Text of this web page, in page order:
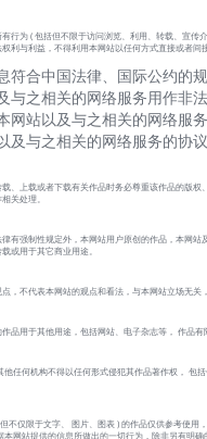
行为 ( 包括但不限于访问浏览、利用、转载、宣传
利与利益，不得利用本网站以任何方式直接或者
符合中国法律、国际公约的
与之相关的网络服务用作非
网站以及与之相关的网络服
及与之相关的网络服务的协
、上载或者下载有关作品时务必尊重该作品的版
关处理。
有强制性规定外，本网站用户原创的作品，本网
或用于其它商业用途。
，不代表本网站的观点和看法，与本网站立场无关
品用于其他用途，包括网站、电子杂志等， 作品
他任何机构不得以任何形式侵犯其作品著作权， 包
不仅限于文字、 图片、图表 ) 的作品仅供参考使
本网站提供的信息所做出的一切行为，除非另有明